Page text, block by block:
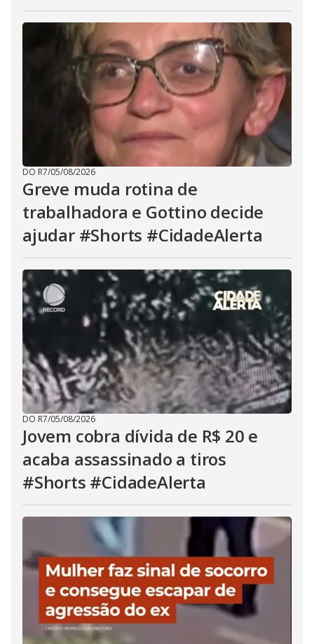
DO R7/05/08/2026
Greve muda rotina de
trabalhadora e Gottino decide
ajudar #Shorts #CidadeAlerta
DO R7/05/08/2026
Jovem cobra dívida de R$ 20 e
acaba assassinado a tiros
#Shorts #CidadeAlerta